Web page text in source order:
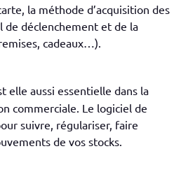
la méthode d’acquisition des
déclenchement et de la
cadeaux…).
elle aussi essentielle dans la
commerciale. Le logiciel de
suivre, régulariser, faire
de vos stocks.